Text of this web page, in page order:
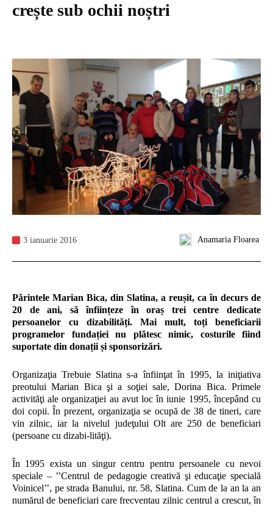
crește sub ochii noștri
Anamaria Floarea
3 ianuarie 2016
Părintele Marian Bica, din Slatina, a reușit, ca în decurs de
20 de ani, să înființeze în oraș trei centre dedicate
persoanelor cu dizabilități. Mai mult, toți beneficiarii
programelor fundației nu plătesc nimic, costurile fiind
suportate din donații și sponsorizări.
Organizaţia Trebuie Slatina s-a înfiinţat în 1995, la iniţiativa
preotului Marian Bica şi a soţiei sale, Dorina Bica. Primele
activităţi ale organizaţiei au avut loc în iunie 1995, începând cu
doi copii. În prezent, organizaţia se ocupă de 38 de tineri, care
vin zilnic, iar la nivelul judeţului Olt are 250 de beneficiari
(persoane cu dizabi-lităţi).
În 1995 exista un singur centru pentru persoanele cu nevoi
speciale – ’’Centrul de pedagogie creativă şi educaţie specială
Voinicel’’, pe strada Banului, nr. 58, Slatina. Cum de la an la an
numărul de beneficiari care frecventau zilnic centrul a crescut, în